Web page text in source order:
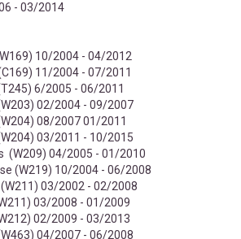
- 03/2014
10/2004 - 04/2012
11/2004 - 07/2011
6/2005 - 06/2011
02/2004 - 09/2007
08/2007 01/2011
03/2011 - 10/2015
(W209) 04/2005 - 01/2010
(W219) 10/2004 - 06/2008
03/2002 - 02/2008
03/2008 - 01/2009
02/2009 - 03/2013
04/2007 - 06/2008